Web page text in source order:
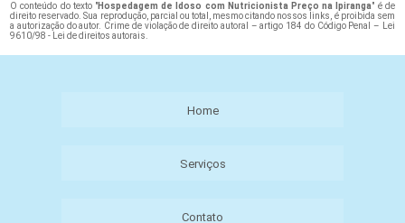
O conteúdo do texto "Hospedagem de Idoso com Nutricionista Preço na Ipiranga" é de
direito reservado. Sua reprodução, parcial ou total, mesmo citando nossos links, é proibida sem
a autorização do autor. Crime de violação de direito autoral – artigo 184 do Código Penal –
Lei
9610/98 - Lei de direitos autorais
Home
Serviços
Contato